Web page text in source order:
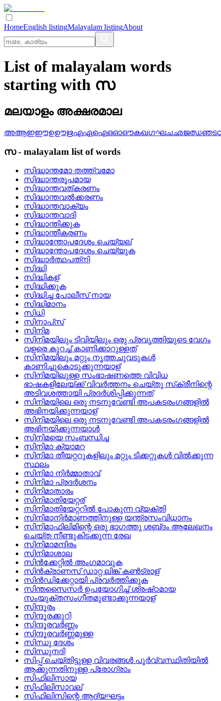
HomeEnglish listingMalayalam listingAbout
List of malayalam words
starting with സ
മലയാളം അക്ഷരമാല
അആഇഈഉഊഋഎഏഐഒഓഔകഖഗഘചഛജഝഞട
സ- malayalam list of words
സിദ്ധാന്തമോ തത്ത്വമോ
സിദ്ധാന്തരൂപമായ
സിദ്ധാന്തവത്‌കരണം
സിദ്ധാന്തവല്‍ക്കരണം
സിദ്ധാന്തവാക്യം
സിദ്ധാന്തവാദി
സിദ്ധാന്തിക്കുക
സിദ്ധാന്തീകരണം
സിദ്ധാന്തോപദേശം ചെയ്യല്
സിദ്ധാന്തോപദേശം ചെയ്യുക
സിദ്ധാര്‍ത്ഥപത്‌നി
സിദ്ധി
സിദ്ധികള്
സിദ്ധിക്കുക
സിദ്ധിച്ച പോലീസ്‌ നായ
സിദ്ധിമാനം
സിധി
സിനാപ്‌സ്
സിനിമ
സിനിമയിലും ടിവിയിലും ഒരു പ്രവൃത്തിയുടെ വേഗം
വളരെ കുറച്ച്‌ കാണിക്കാറുള്ളത്
സിനിമയിലും മറ്റും നൃത്തചുവടുകള്‍
കാണിച്ചുകൊടുക്കുന്നയാള്
സിനിമയിലുള്ള സംഭാഷണത്തെ വിവിധ
ഭാഷകളിലേയ്‌ക്ക്‌ വിവര്‍ത്തനം ചെയ്‌തു സ്‌ക്രീനിന്റെ
അടിവശത്തായി പ്രദര്‍ശിപ്പിക്കുന്നത്
സിനിമയിലെ ഒരു നടനുവേണ്ടി അപകടരംഗങ്ങളില്‍
അഭിനയിക്കുന്നയാള്
സിനിമയിലെ ഒരു നടനുവേണ്ടി അപകടരംഗങ്ങളില്‍
അഭിനയിക്കുന്നയാള്‍
സിനിമയെ സംബന്ധിച്ച
സിനിമാ ക്യാമറ
സിനിമാ തീയറ്ററുകളിലും മറ്റും ടിക്കറ്റുകള്‍ വില്‍ക്കുന്ന
സ്ഥലം
സിനിമാ നിര്‍മ്മാതാവ്
സിനിമാ പ്രദര്‍ശനം
സിനിമാതാരം
സിനിമാതിയേറ്റര്
സിനിമാതിയേറ്ററില്‍ പോകുന്ന വ്യക്തി
സിനിമാനിര്‍മാണത്തിനുള്ള യന്ത്രസംവിധാനം
സിനിമാഫിലിമിന്റെ ഒരു ഭാഗത്തു ശബ്‌ദം ആലേഖനം
ചെയ്‌ത നീണ്ടുകിടക്കുന്ന രേഖ
സിനിമാമന്ദിരം
സിനിമാശാല
സിന്‍ക്കേറ്റില്‍ അംഗമാവുക
സിന്‍ക്രാണസ്‌ ഡാറ്റ ലിങ്ക്‌ കണ്‍ട്രാള്
സിന്‍ഡിക്കേറ്റായി പ്രവര്‍ത്തിക്കുക
സിന്തസൈസര്‍ ഉപയോഗിച്ച്‌ ശ്രഷ്‌ഠമായ
സംയുക്തസംഗീതമുണ്ടാക്കുന്നയാള്
സിന്ദൂരം
സിന്ദൂരക്കുറി
സിന്ദൂരവര്‍ണ്ണം
സിന്ദൂരവര്‍ണ്ണമുള്ള
സിന്ധു ദേശം
സിന്ധുനദി
സിപ്പ്‌ ചെയ്‌തിട്ടുള്ള വിവരങ്ങള്‍ പൂര്‍വ്വസ്ഥിതിയില്‍
ആക്കുന്നതിനുള്ള പ്രോഗ്രാം
സിഫിലിസായ
സിഫിലിസാവല്
സിഫിലിസിന്റെ ആദ്യഘട്ടം